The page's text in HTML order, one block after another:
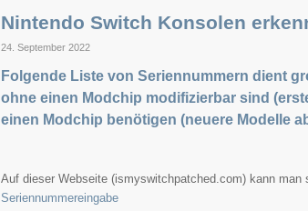
Nintendo Switch Konsolen
24. September 2022
Folgende Liste von Seriennummern dient
ohne einen Modchip modifizierbar sind
einen Modchip benötigen (neuere Modelle
Auf dieser Webseite (ismyswitchpatched.com) kann man
Seriennummereingabe